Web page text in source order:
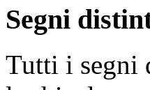
Segni
Tutti i segni